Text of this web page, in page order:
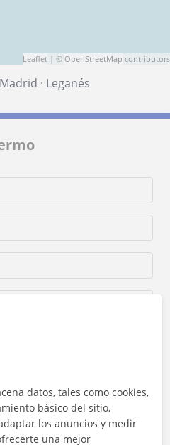
Leaflet | © OpenStreetMap contributors
· Leganés
ahora
datos, tales como cookies,
básico del sitio,
los anuncios y medir
una mejor